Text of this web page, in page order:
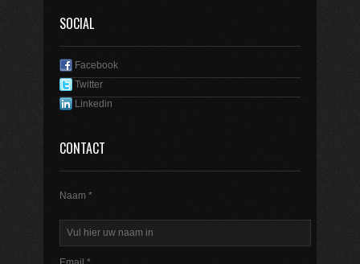
SOCIAL
Facebook
Twitter
Linkedin
CONTACT
Naam *